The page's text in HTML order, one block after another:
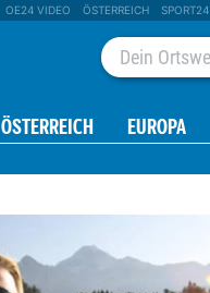
OE24 VIDEO ÖSTERREICH SPORT24
ÖSTERREICH EUROPA